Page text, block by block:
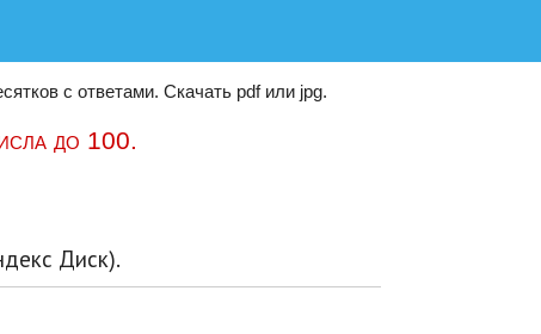
с ответами. Скачать pdf или jpg.
до 100.
Диск).